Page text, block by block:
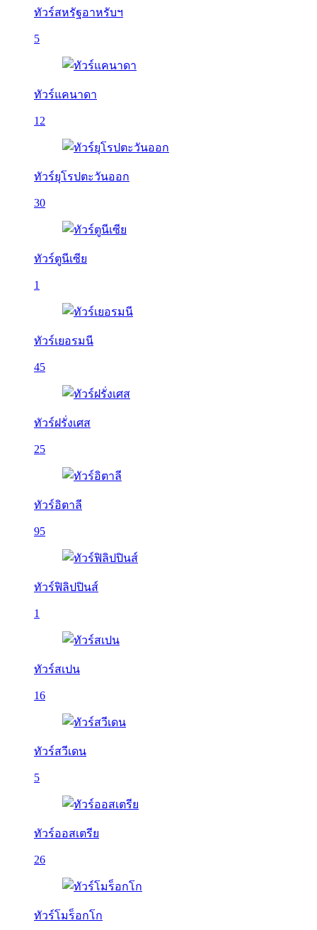
ทัวร์สหรัฐอาหรับฯ
5
ทัวร์แคนาดา
12
ทัวร์ยุโรปตะวันออก
30
ทัวร์ตูนีเซีย
1
ทัวร์เยอรมนี
45
ทัวร์ฝรั่งเศส
25
ทัวร์อิตาลี
95
ทัวร์ฟิลิปปินส์
1
ทัวร์สเปน
16
ทัวร์สวีเดน
5
ทัวร์ออสเตรีย
26
ทัวร์โมร็อกโก